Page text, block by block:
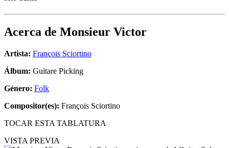
Acerca de Monsieur Victor
Artista: François Sciortino
Álbum: Guitare Picking
Género: Folk
Compositor(es): François Sciortino
TOCAR ESTA TABLATURA
VISTA PREVIA